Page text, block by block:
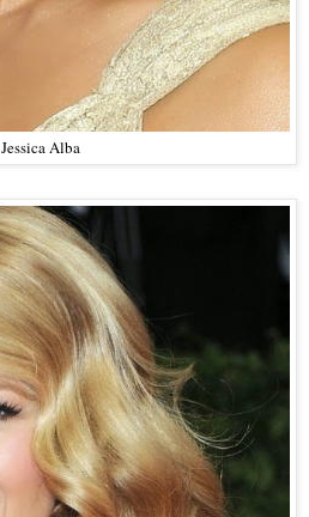
Jessica Alba